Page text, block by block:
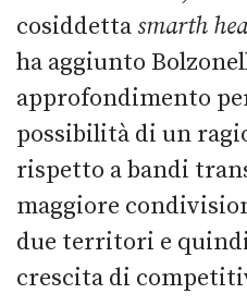
cosiddetta smarth
ha aggiunto
approfondimento
possibilità di un
rispetto a bandi
maggiore
due territori e
crescita di